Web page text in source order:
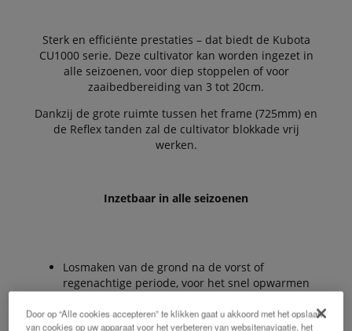
Sterk en efficiënte prestaties – dat biedt de Kubota
CU1000 serie. Deze cultivator kan worden ingezet in
alle seizoenen, voor diep stoppelen of voor
zaaibedbereiding van 3 tot 20cm.
Dankzij de grote ruimte tussen het frame (725mm) en
de Reflex tanden zal de cultivator blokkade vrij
werken.
Inzetbaar in alle seizoenen
Losmaken van de grond na de vorst of
regenachtige periode, voor het snel opwarmen
Door op “Alle cookies accepteren” te klikken gaat u akkoord met het opslaan
van cookies op uw apparaat voor het verbeteren van websitenavigatie, het